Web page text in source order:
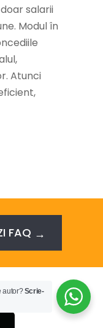
salarii
Modul în
Atunci
FAQ
autor?Scrie-